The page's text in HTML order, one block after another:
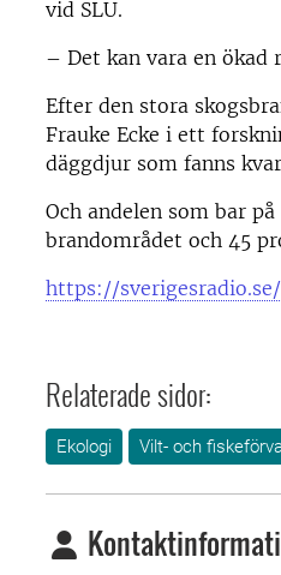
vid SLU.
– Det kan vara en ökad
Efter den stora
Frauke Ecke i ett
däggdjur som fanns
Och andelen som bar
brandområdet och 45
https://
Relaterade sidor:
Ekologi Vilt- och